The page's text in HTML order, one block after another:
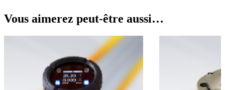
Vous aimerez peut-être aussi…